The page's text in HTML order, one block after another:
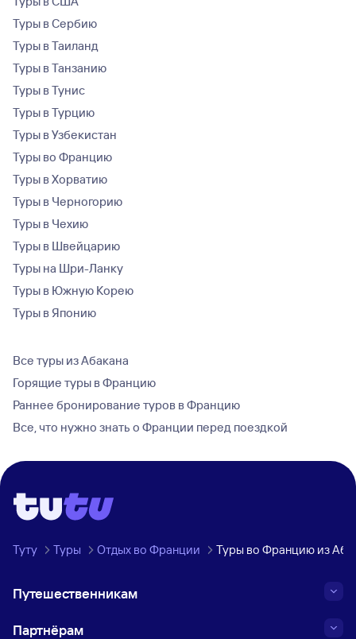
Туры в Сербию
Туры в Таиланд
Туры в Танзанию
Туры в Тунис
Туры в Турцию
Туры в Узбекистан
Туры во Францию
Туры в Хорватию
Туры в Черногорию
Туры в Чехию
Туры в Швейцарию
Туры на Шри-Ланку
Туры в Южную Корею
Туры в Японию
Все туры из Абакана
Горящие туры в Францию
Раннее бронирование туров в Францию
Все, что нужно знать о Франции перед поездкой
Туту Туры Отдых во Франции Туры во Францию из
Путешественникам
Партнёрам